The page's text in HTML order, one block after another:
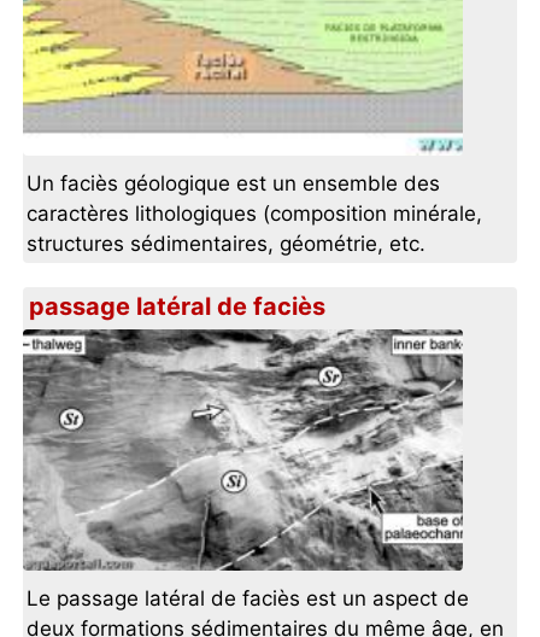
Un faciès géologique est un ensemble des
caractères lithologiques (composition minérale,
structures sédimentaires, géométrie, etc.
passage latéral de faciès
Le passage latéral de faciès est un aspect de
deux formations sédimentaires du même âge, en